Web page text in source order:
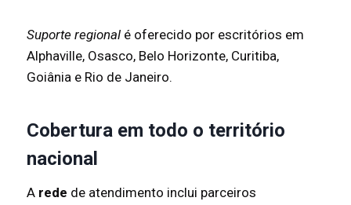
Suporte regional é oferecido por escritórios em
Alphaville, Osasco, Belo Horizonte, Curitiba,
Goiânia e Rio de Janeiro.
Cobertura em todo o território
nacional
A rede de atendimento inclui parceiros